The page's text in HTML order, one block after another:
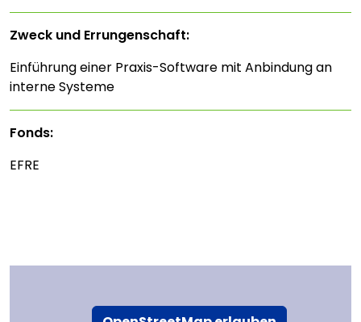
Zweck und Errungenschaft:
Einführung einer Praxis-Software mit Anbindung an
interne Systeme
Fonds:
EFRE